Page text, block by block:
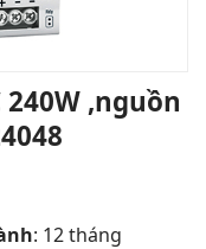
240W ,nguồn
: 12 tháng